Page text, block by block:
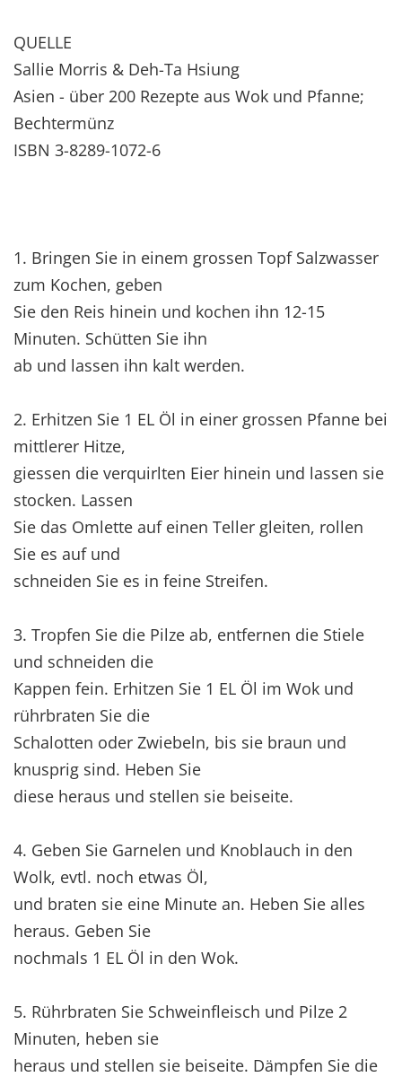
QUELLE
Sallie Morris & Deh-Ta Hsiung
Asien - über 200 Rezepte aus Wok und Pfanne;
Bechtermünz
ISBN 3-8289-1072-6
1. Bringen Sie in einem grossen Topf Salzwasser
zum Kochen, geben
Sie den Reis hinein und kochen ihn 12-15
Minuten. Schütten Sie ihn
ab und lassen ihn kalt werden.
2. Erhitzen Sie 1 EL Öl in einer grossen Pfanne bei
mittlerer Hitze,
giessen die verquirlten Eier hinein und lassen sie
stocken. Lassen
Sie das Omlette auf einen Teller gleiten, rollen
Sie es auf und
schneiden Sie es in feine Streifen.
3. Tropfen Sie die Pilze ab, entfernen die Stiele
und schneiden die
Kappen fein. Erhitzen Sie 1 EL Öl im Wok und
rührbraten Sie die
Schalotten oder Zwiebeln, bis sie braun und
knusprig sind. Heben Sie
diese heraus und stellen sie beiseite.
4. Geben Sie Garnelen und Knoblauch in den
Wolk, evtl. noch etwas Öl,
und braten sie eine Minute an. Heben Sie alles
heraus. Geben Sie
nochmals 1 EL Öl in den Wok.
5. Rührbraten Sie Schweinfleisch und Pilze 2
Minuten, heben sie
heraus und stellen sie beiseite. Dämpfen Sie die